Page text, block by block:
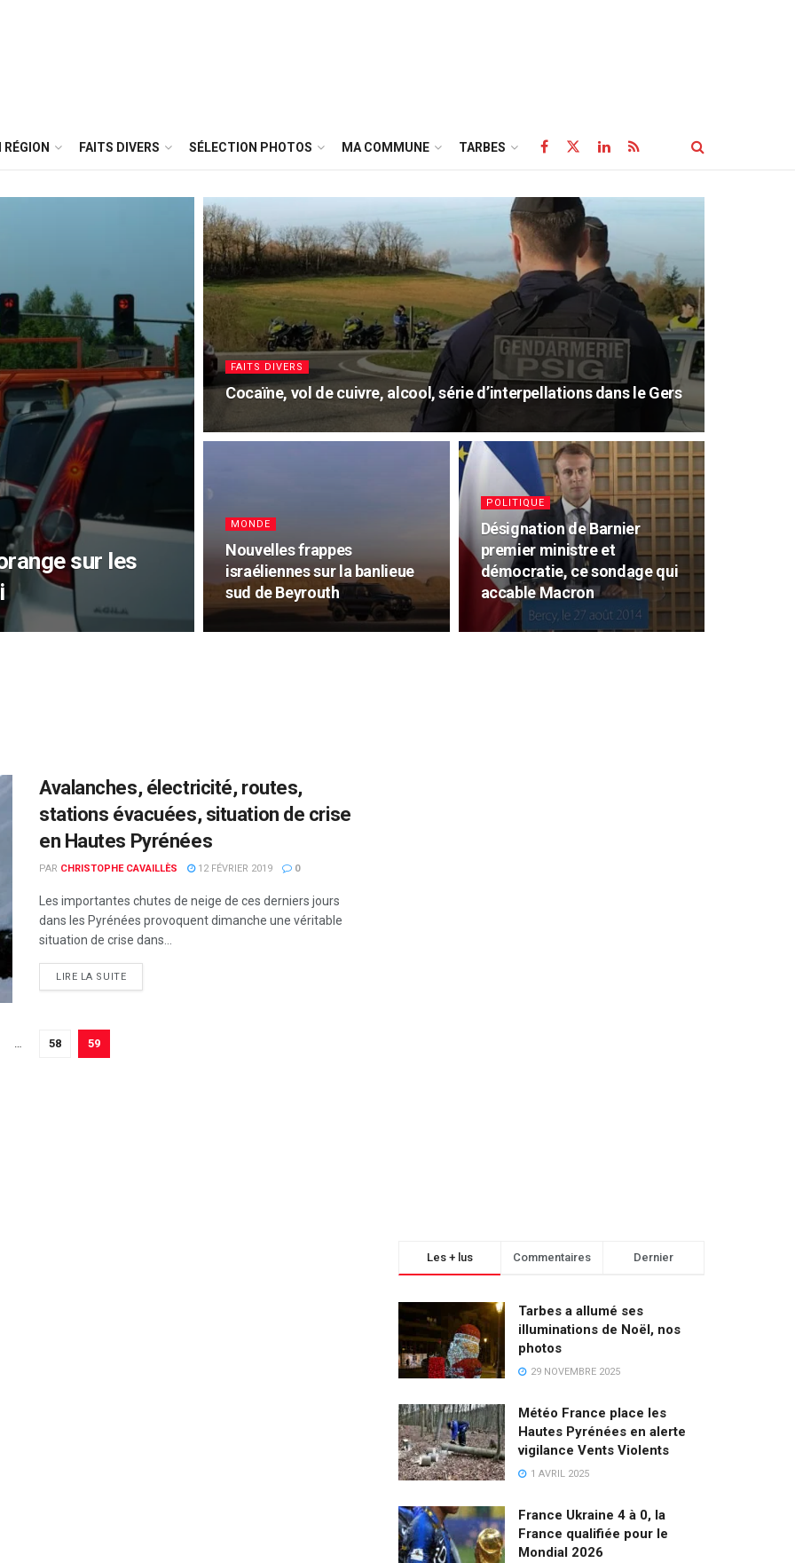
RÉGION FAITS DIVERS SÉLECTION PHOTOS MA COMMUNE TARBES
sur les
FAITS DIVERS
Cocaïne, vol de cuivre, alcool, série d’interpellations dans le Gers
MONDE
Nouvelles frappes
israéliennes sur la banlieue
sud de Beyrouth
POLITIQUE
Désignation de Barnier
premier ministre et
démocratie, ce sondage qui
accable Macron
Avalanches, électricité, routes,
stations évacuées, situation de crise
en Hautes Pyrénées
PAR CHRISTOPHE CAVAILLÈS 12 FÉVRIER 2019 0
Les importantes chutes de neige de ces derniers jours
dans les Pyrénées provoquent dimanche une véritable
situation de crise dans...
LIRE LA SUITEDETAILS
… 58 59
Les + lus Commentaires Dernier
Tarbes a allumé ses
illuminations de Noël, nos
photos
29 NOVEMBRE 2025
Météo France place les
Hautes Pyrénées en alerte
vigilance Vents Violents
1 AVRIL 2025
France Ukraine 4 à 0, la
France qualifiée pour le
Mondial 2026